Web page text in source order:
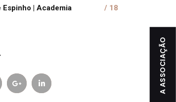
| Academia / 18
A ASSOCIAÇÃO